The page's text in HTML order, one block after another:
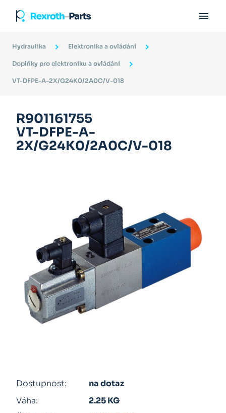

Hydraulika Elektronika a ovládání
Doplňky pro elektroniku a ovládání
VT-DFPE-A-2X/G24K0/2A0C/V-018
R901161755
VT-DFPE-A-
2X/G24K0/2A0C/V-018
Dostupnost:
na dotaz
Váha:
2.25 KG